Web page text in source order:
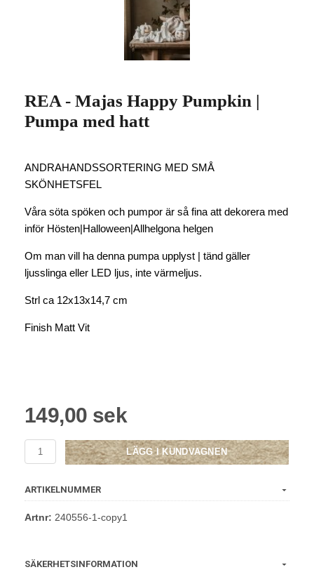
REA - Majas Happy Pumpkin |
Pumpa med hatt
ANDRAHANDSSORTERING MED SMÅ
SKÖNHETSFEL
Våra söta spöken och pumpor är så fina att dekorera med
inför Hösten|Halloween|Allhelgona helgen
Om man vill ha denna pumpa upplyst | tänd gäller
ljusslinga eller LED ljus, inte värmeljus.
Strl ca 12x13x14,7 cm
Finish Matt Vit
149,00 sek
LÄGG I KUNDVAGNEN
ARTIKELNUMMER
Artnr: 240556-1-copy1
SÄKERHETSINFORMATION